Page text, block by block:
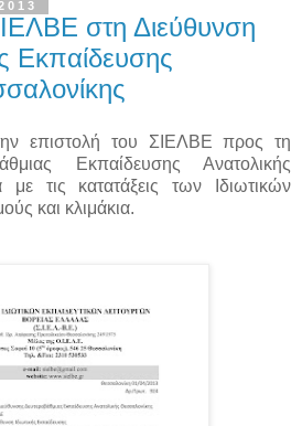
στη Διεύθυνση
Εκπαίδευσης
επιστολή του ΣΙΕΛΒΕ προς τη
Εκπαίδευσης Ανατολικής
με τις κατατάξεις των Ιδιωτικών
και κλιμάκια.